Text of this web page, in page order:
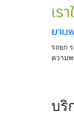
เร
ยาน
รถยก
ความ
บริ